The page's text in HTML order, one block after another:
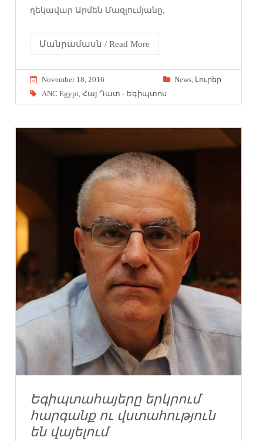
ղեկավար Արմեն Մազլումյանը,
Մանրամասն / Read More
November 18, 2016 News, Լուրեր
ANC Egypt ,Հայ Դատ - Եգիպտոս
Եգիպտահայերը երկրում
հարգանք ու վստահություն
են վայելում